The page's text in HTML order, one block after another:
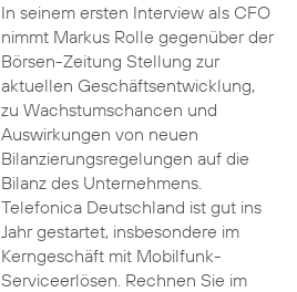
In seinem ersten Interview als CFO
nimmt Markus Rolle gegenüber der
Börsen-Zeitung Stellung zur
aktuellen Geschäftsentwicklung,
zu Wachstumschancen und
Auswirkungen von neuen
Bilanzierungsregelungen auf die
Bilanz des Unternehmens.
Telefonica Deutschland ist gut ins
Jahr gestartet, insbesondere im
Kerngeschäft mit Mobilfunk-
Serviceerlösen. Rechnen Sie im